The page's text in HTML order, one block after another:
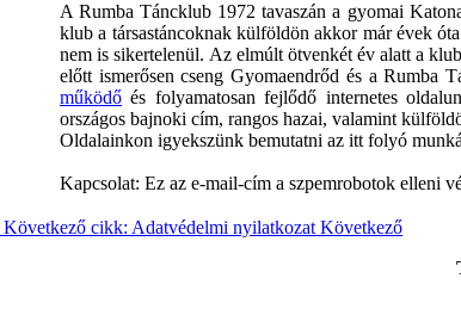
A Rumba Táncklub 1972 tavaszán a gyomai
klub a társastáncoknak külföldön akkor már évek
nem is sikertelenül. Az elmúlt ötvenkét év alatt a
előtt ismerősen cseng Gyomaendrőd és a Rumba
működő és folyamatosan fejlődő internetes
országos bajnoki cím, rangos hazai, valamint
Oldalainkon igyekszünk bemutatni az itt folyó
Kapcsolat: Ez az e-mail-cím a szpemrobotok elleni
Következő cikk: Adatvédelmi nyilatkozat Következő